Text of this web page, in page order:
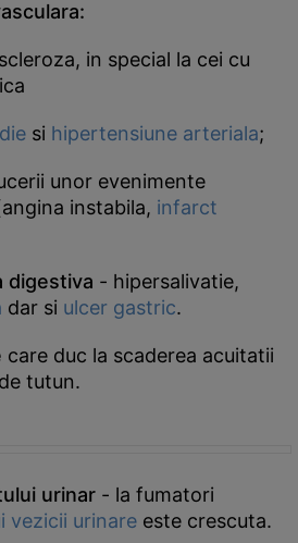
:
in special la cei cu
si hipertensiune arteriala;
unor evenimente
instabila, infarct
digestiva - hipersalivatie,
dar si ulcer gastric.
care duc la scaderea acuitatii
tutun.
urinar - la fumatori
vezicii urinare este crescuta.